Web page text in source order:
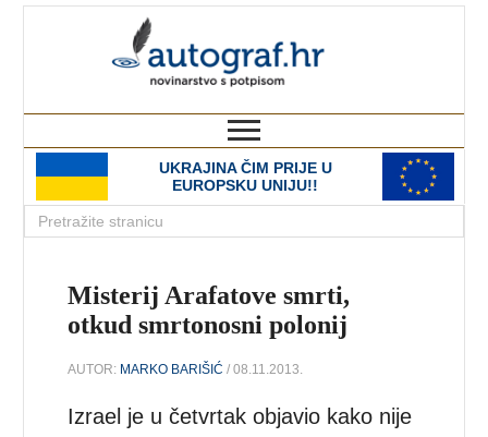
UKRAJINA ČIM PRIJE U
EUROPSKU UNIJU!!
Misterij Arafatove smrti,
otkud smrtonosni polonij
AUTOR: MARKO BARIŠIĆ / 08.11.2013.
Izrael je u četvrtak objavio kako nije